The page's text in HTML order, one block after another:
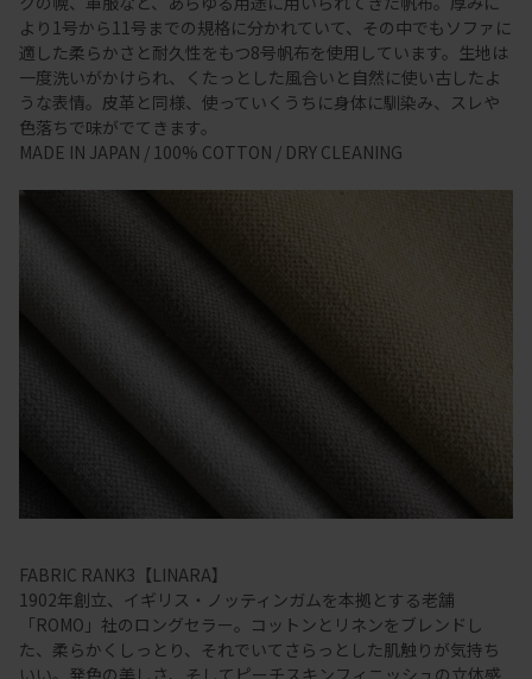
より1号から11号までの規格に分かれていて、その中でもソファに
適した柔らかさと耐久性をもつ8号帆布を使用しています。生地は
一度洗いがかけられ、くたっとした風合いと自然に使い古したよ
うな表情。皮革と同様、使っていくうちに身体に馴染み、スレや
色落ちで味がでてきます。
MADE IN JAPAN / 100% COTTON / DRY CLEANING
FABRIC RANK3【LINARA】
1902年創立、イギリス・ノッティンガムを本拠とする老舗
「ROMO」社のロングセラー。コットンとリネンをブレンドし
た、柔らかくしっとり、それでいてさらっとした肌触りが気持ち